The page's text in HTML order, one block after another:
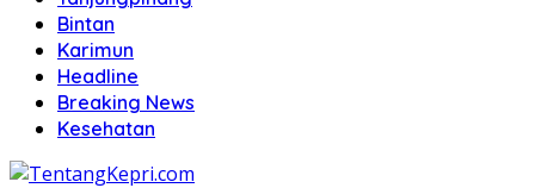
Bintan
Karimun
Headline
Breaking News
Kesehatan